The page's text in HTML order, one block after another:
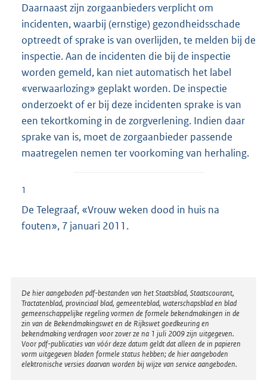
Daarnaast zijn zorgaanbieders verplicht om
incidenten, waarbij (ernstige) gezondheidsschade
optreedt of sprake is van overlijden, te melden bij de
inspectie. Aan de incidenten die bij de inspectie
worden gemeld, kan niet automatisch het label
«verwaarlozing» geplakt worden. De inspectie
onderzoekt of er bij deze incidenten sprake is van
een tekortkoming in de zorgverlening. Indien daar
sprake van is, moet de zorgaanbieder passende
maatregelen nemen ter voorkoming van herhaling.
1
De Telegraaf, «Vrouw weken dood in huis na
fouten», 7 januari 2011.
Disclaimer
De hier aangeboden pdf-bestanden van het Staatsblad, Staatscourant,
Tractatenblad, provinciaal blad, gemeenteblad, waterschapsblad en blad
gemeenschappelijke regeling vormen de formele bekendmakingen in de
zin van de Bekendmakingswet en de Rijkswet goedkeuring en
bekendmaking verdragen voor zover ze na 1 juli 2009 zijn uitgegeven.
Voor pdf-publicaties van vóór deze datum geldt dat alleen de in papieren
vorm uitgegeven bladen formele status hebben; de hier aangeboden
elektronische versies daarvan worden bij wijze van service aangeboden.